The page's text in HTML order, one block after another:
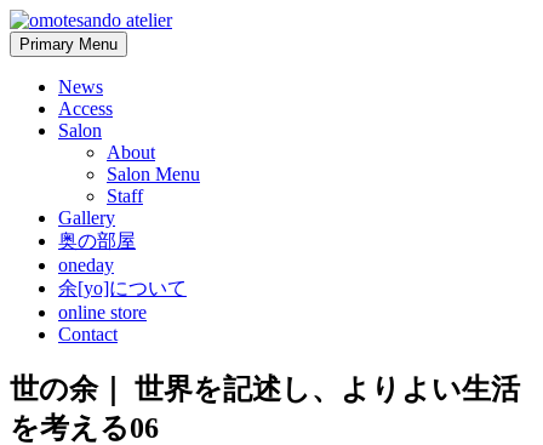
Skip
to
content
Primary Menu
News
Access
Salon
About
Salon Menu
Staff
Gallery
奥の部屋
oneday
余[yo]について
online store
Contact
世の余｜ 世界を記述し、よりよい生活
を考える06